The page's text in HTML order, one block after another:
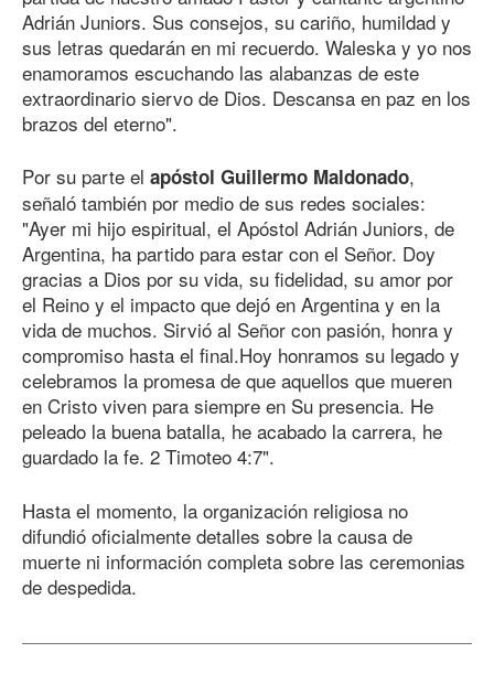
Adrián Juniors. Sus consejos, su cariño, humildad y
sus letras quedarán en mi recuerdo. Waleska y yo nos
enamoramos escuchando las alabanzas de este
extraordinario siervo de Dios. Descansa en paz en los
brazos del eterno".
Por su parte el apóstol Guillermo Maldonado,
señaló también por medio de sus redes sociales:
"Ayer mi hijo espiritual, el Apóstol Adrián Juniors, de
Argentina, ha partido para estar con el Señor. Doy
gracias a Dios por su vida, su fidelidad, su amor por
el Reino y el impacto que dejó en Argentina y en la
vida de muchos. Sirvió al Señor con pasión, honra y
compromiso hasta el final.Hoy honramos su legado y
celebramos la promesa de que aquellos que mueren
en Cristo viven para siempre en Su presencia. He
peleado la buena batalla, he acabado la carrera, he
guardado la fe. 2 Timoteo 4:7".
Hasta el momento, la organización religiosa no
difundió oficialmente detalles sobre la causa de
muerte ni información completa sobre las ceremonias
de despedida.